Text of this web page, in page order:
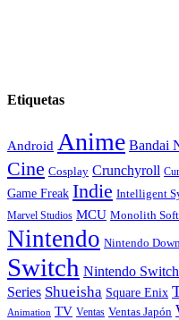
Etiquetas
Android Anime Bandai
Cine Cosplay Crunchyroll
Game Freak Indie Intelligent
Marvel Studios MCU Monolith Soft
Nintendo Nintendo
Switch Nintendo
Series Shueisha Square Enix
Animation TV Ventas Ventas Japón